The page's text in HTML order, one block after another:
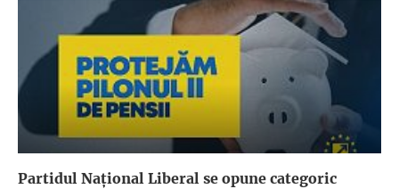
Partidul Național Liberal se opune categoric